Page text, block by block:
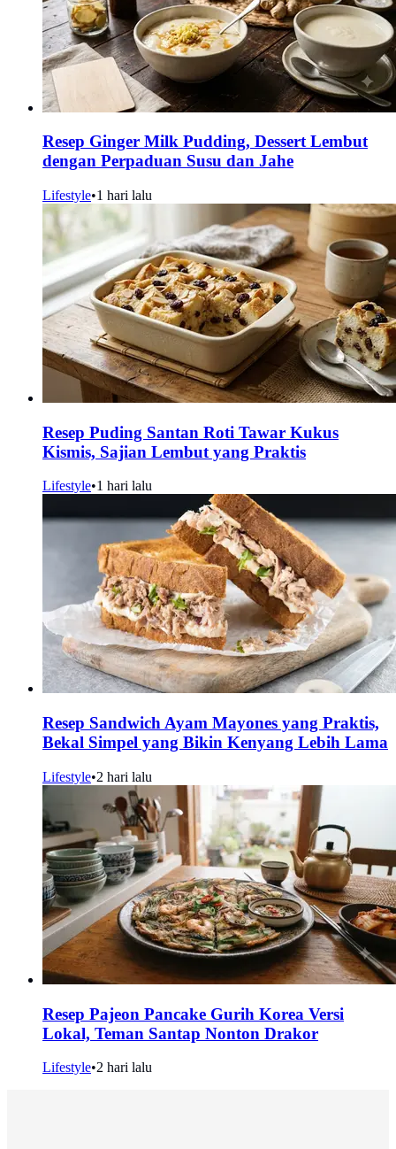
Resep Ginger Milk Pudding, Dessert Lembut
dengan Perpaduan Susu dan Jahe
Lifestyle•1 hari lalu
Resep Puding Santan Roti Tawar Kukus
Kismis, Sajian Lembut yang Praktis
Lifestyle•1 hari lalu
Resep Sandwich Ayam Mayones yang Praktis,
Bekal Simpel yang Bikin Kenyang Lebih Lama
Lifestyle•2 hari lalu
Resep Pajeon Pancake Gurih Korea Versi
Lokal, Teman Santap Nonton Drakor
Lifestyle•2 hari lalu